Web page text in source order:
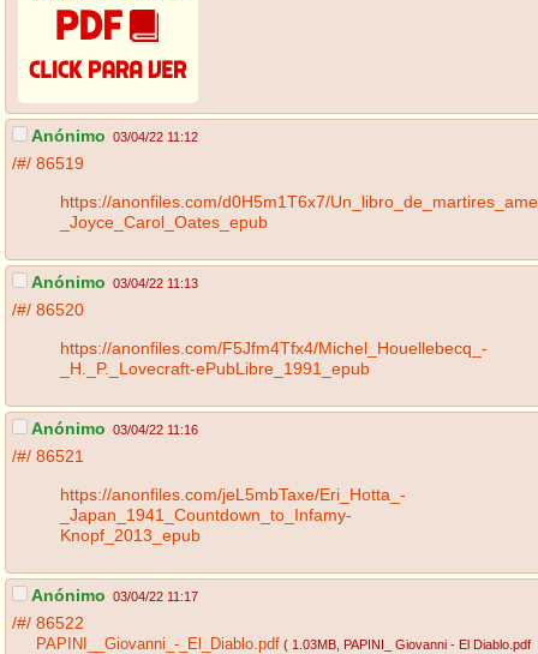
Anónimo 03/04/22 11:12
/#/ 86519
https://anonfiles.com/d0H5m1T6x7/
_Joyce_Carol_Oates_epub
Anónimo 03/04/22 11:13
/#/ 86520
https://anonfiles.com/F5Jfm4Tfx4/Michel_Houellebecq_-
_H._P._Lovecraft-ePubLibre_1991_epub
Anónimo 03/04/22 11:16
/#/ 86521
https://anonfiles.com/jeL5mbTaxe/Eri_Hotta_-
_Japan_1941_Countdown_to_Infamy-
Knopf_2013_epub
Anónimo 03/04/22 11:17
/#/ 86522
PAPINI__Giovanni_-_El_Diablo.pdf ( 1.03MB , PAPINI_ Giovanni - El Diablo.pdf